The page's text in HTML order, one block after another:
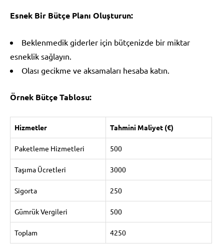
Esnek Bir Bütçe Planı Oluşturun:
Beklenmedik giderler için bütçenizde bir miktar
esneklik sağlayın.
Olası gecikme ve aksamaları hesaba katın.
Örnek Bütçe Tablosu:
Hizmetler Tahmini Maliyet (€)
Paketleme Hizmetleri 500
Taşıma Ücretleri 3000
Sigorta 250
Gümrük Vergileri 500
Toplam 4250